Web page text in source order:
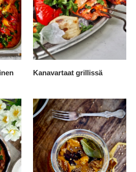
Kanavartaat grillissä